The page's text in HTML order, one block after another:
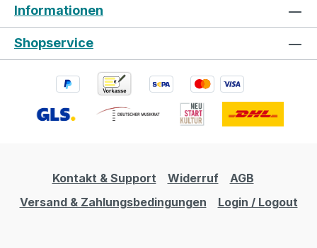
Informationen
Shopservice
Kontakt & Support Widerruf
AGB
Versand & Zahlungsbedingungen
Login / Logout